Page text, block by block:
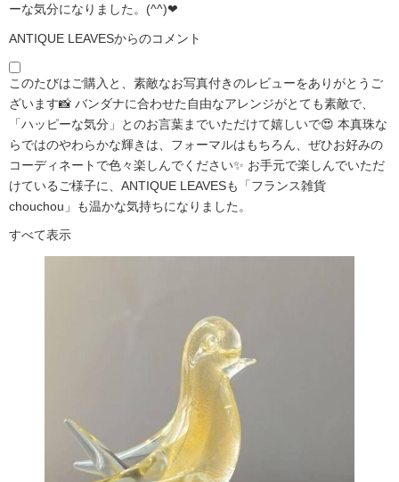
ーな気分になりました。(^^)❤
ANTIQUE LEAVESからのコメント
このたびはご購入と、素敵なお写真付きのレビューをありがとうご
ざいます📸 バンダナに合わせた自由なアレンジがとても素敵で、
「ハッピーな気分」とのお言葉までいただけて嬉しいで😍 本真珠な
らではのやわらかな輝きは、フォーマルはもちろん、ぜひお好みの
コーディネートで色々楽しんでください✨ お手元で楽しんでいただ
けているご様子に、ANTIQUE LEAVESも「フランス雑貨
chouchou」も温かな気持ちになりました。
すべて表示